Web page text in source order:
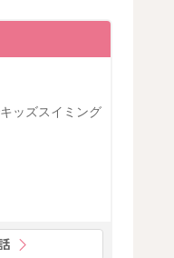
ッズスイミング